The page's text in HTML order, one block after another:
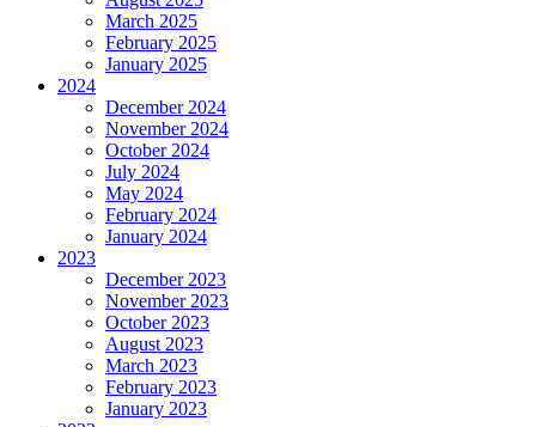
March 2025
February 2025
January 2025
2024
December 2024
November 2024
October 2024
July 2024
May 2024
February 2024
January 2024
2023
December 2023
November 2023
October 2023
August 2023
March 2023
February 2023
January 2023